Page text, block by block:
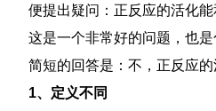
便提出疑问：正反应的活化
这是一个非常好的问题，也
简短的回答是：不，正反应
1、定义不同